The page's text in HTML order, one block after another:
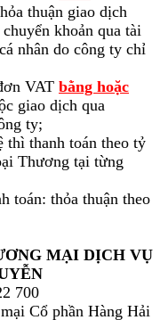
thuận giao dịch
khoản qua tài
nhân do công ty chỉ
VAT bằng hoặc
giao dịch qua
ty;
thì thanh toán theo tỷ
Thương tại từng
toán: thỏa thuận theo
MẠI DỊCH VỤ
700
Cổ phần Hàng Hải